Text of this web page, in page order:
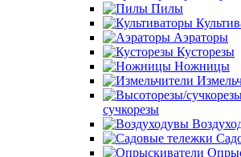
Пилы
Аэраторы
Кусторезы
Ножницы
сучкорезы